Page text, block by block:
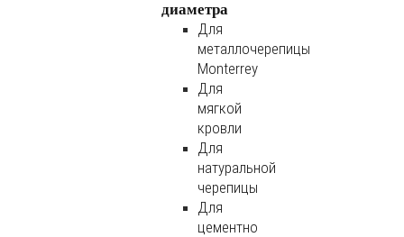
диаметра
Для
металлочерепицы
Monterrey
Для
мягкой
кровли
Для
натуральной
черепицы
Для
цементно